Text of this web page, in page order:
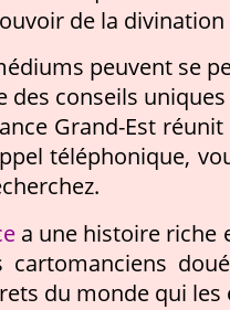
de la
peuvent se
conseils
Grand-Est
téléphonique,
a une histoire riche
du monde qui les